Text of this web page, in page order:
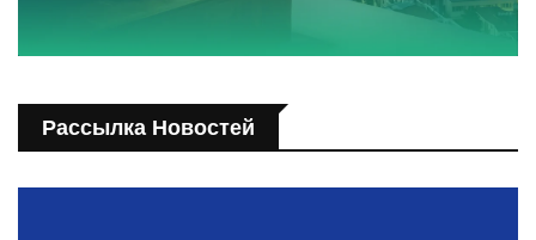
Рассылка Новостей